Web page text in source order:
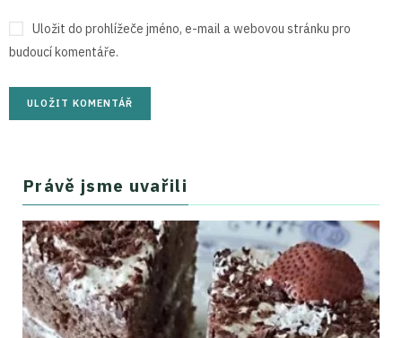
Uložit do prohlížeče jméno, e-mail a webovou stránku pro
budoucí komentáře.
Právě jsme uvařili